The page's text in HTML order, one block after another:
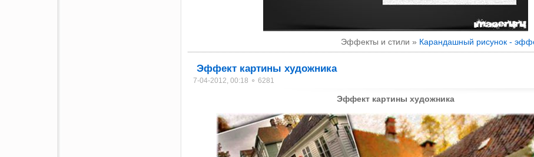
Эффекты и стили » Карандашный рисунок -
Эффект картины художника
7-04-2012, 00:18 ⚬ 6281
Эффект картины художника